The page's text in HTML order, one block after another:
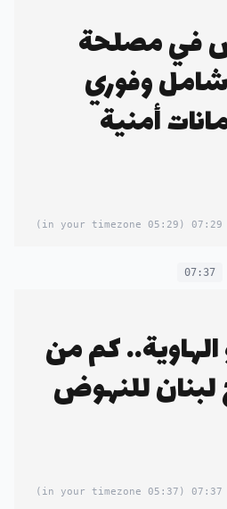
في مصلحة
وفوري
أمنية
07:29
(05:29 in your timezone)
07:37
الهاوية.. كم من
لبنان للنهوض
07:37
(05:37 in your timezone)